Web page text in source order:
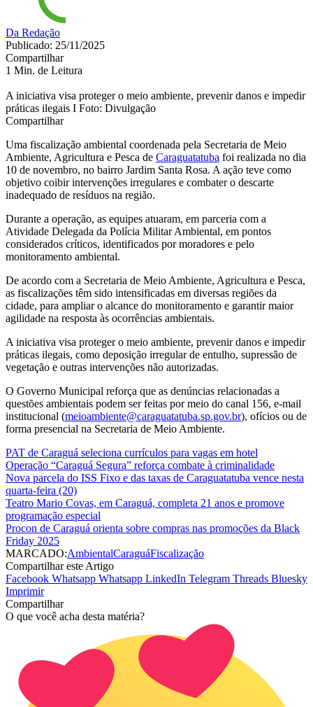
Da Redação
Publicado: 25/11/2025
Compartilhar
1 Min. de Leitura
A iniciativa visa proteger o meio ambiente, prevenir danos e impedir
práticas ilegais I Foto: Divulgação
Compartilhar
Uma fiscalização ambiental coordenada pela Secretaria de Meio
Ambiente, Agricultura e Pesca de Caraguatatuba foi realizada no dia
10 de novembro, no bairro Jardim Santa Rosa. A ação teve como
objetivo coibir intervenções irregulares e combater o descarte
inadequado de resíduos na região.
Durante a operação, as equipes atuaram, em parceria com a
Atividade Delegada da Polícia Militar Ambiental, em pontos
considerados críticos, identificados por moradores e pelo
monitoramento ambiental.
De acordo com a Secretaria de Meio Ambiente, Agricultura e Pesca,
as fiscalizações têm sido intensificadas em diversas regiões da
cidade, para ampliar o alcance do monitoramento e garantir maior
agilidade na resposta às ocorrências ambientais.
A iniciativa visa proteger o meio ambiente, prevenir danos e impedir
práticas ilegais, como deposição irregular de entulho, supressão de
vegetação e outras intervenções não autorizadas.
O Governo Municipal reforça que as denúncias relacionadas a
questões ambientais podem ser feitas por meio do canal 156, e-mail
institucional (meioambiente@caraguatatuba.sp.gov.br), ofícios ou de
forma presencial na Secretaria de Meio Ambiente.
PAT de Caraguá seleciona currículos para vagas em hotel
Operação “Caraguá Segura” reforça combate à criminalidade
Nova parcela do ISS Fixo e das taxas de Caraguatatuba vence nesta
quarta-feira (20)
Teatro Mario Covas, em Caraguá, completa 21 anos e promove
programação especial
Procon de Caraguá orienta sobre compras nas promoções da Black
Friday 2025
MARCADO:AmbientalCaraguáFiscalização
Compartilhar este Artigo
Facebook Whatsapp Whatsapp LinkedIn Telegram Threads Bluesky
Imprimir
Compartilhar
O que você acha desta matéria?